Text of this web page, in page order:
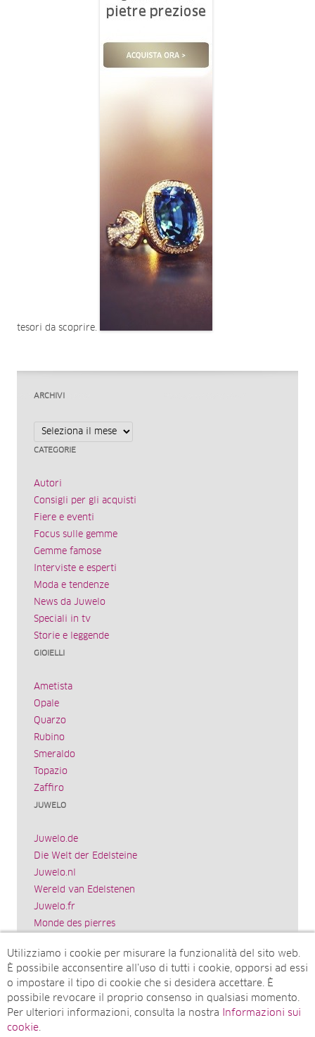
tesori da scoprire.
ARCHIVI
Archivi
CATEGORIE
Autori
Consigli per gli acquisti
Fiere e eventi
Focus sulle gemme
Gemme famose
Interviste e esperti
Moda e tendenze
News da Juwelo
Speciali in tv
Storie e leggende
GIOIELLI
Ametista
Opale
Quarzo
Rubino
Smeraldo
Topazio
Zaffiro
JUWELO
Juwelo.de
Die Welt der Edelsteine
Juwelo.nl
Wereld van Edelstenen
Juwelo.fr
Monde des pierres
El mundo de las piedras preciosas
Rocks & Co.
World of Gemstones
Juwelo.com
Ädelstenarnas Värld
Utilizziamo i cookie per misurare la funzionalità del sito web.
È possibile acconsentire all’uso di tutti i cookie, opporsi ad essi
o impostare il tipo di cookie che si desidera accettare. È
possibile revocare il proprio consenso in qualsiasi momento.
Per ulteriori informazioni, consulta la nostra
Informazioni sui
cookie.